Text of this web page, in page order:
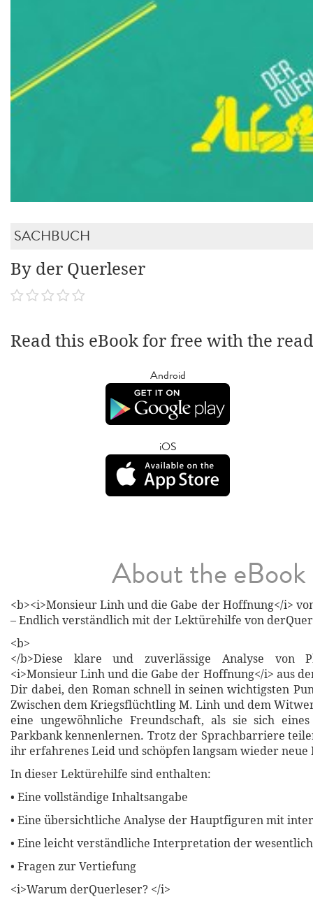
SACHBUCH
By der Querleser
Read this eBook for free with the
Android
iOS
About the eBook
<b><i>Monsieur Linh und die Gabe der Hoffnung</i>
– Endlich verständlich mit der Lektürehilfe von
<b>
</b>Diese klare und zuverlässige Analyse von
<i>Monsieur Linh und die Gabe der Hoffnung</i> aus
Dir dabei, den Roman schnell in seinen wichtigsten
Zwischen dem Kriegsflüchtling M. Linh und dem
eine ungewöhnliche Freundschaft, als sie sich
Parkbank kennenlernen. Trotz der Sprachbarriere
ihr erfahrenes Leid und schöpfen langsam wieder neue
In dieser Lektürehilfe sind enthalten:
• Eine vollständige Inhaltsangabe
• Eine übersichtliche Analyse der Hauptfiguren mit
• Eine leicht verständliche Interpretation der
• Fragen zur Vertiefung
<i>Warum derQuerleser? </i>